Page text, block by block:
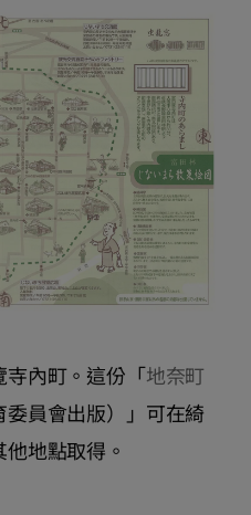
寺內町。這份「地奈町
委員會出版）」可在綺
地點取得。